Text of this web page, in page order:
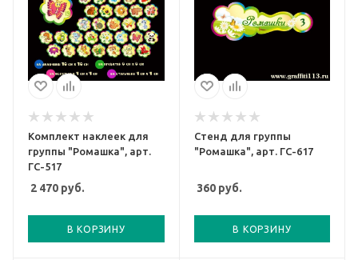
Комплект наклеек для
группы "Ромашка", арт.
ГС-517
2 470 руб.
В КОРЗИНУ
Стенд для группы
"Ромашка", арт. ГС-617
360руб.
В КОРЗИНУ